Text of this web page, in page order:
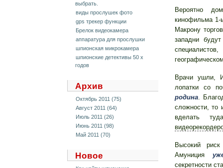
выбрать.
виды прослушек фото
gps трекер функции
Брелок видеокамера
аппаратура для прослушки
шпионская микрокамера
шпионские детективы 50 х
годов
Архив
Октябрь 2011 (75)
Август 2011 (64)
Июль 2011 (26)
Июнь 2011 (98)
Май 2011 (70)
Новое
Вероятно
кинофильма
Макрону
западни
Врачи ушли,
лопатки со
родина.
сложности, то
вделать
Высокий
Амуниция
секретности